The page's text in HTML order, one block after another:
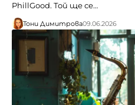
PhillGood. Той ще се…
Тони Димитрова09.06.2026